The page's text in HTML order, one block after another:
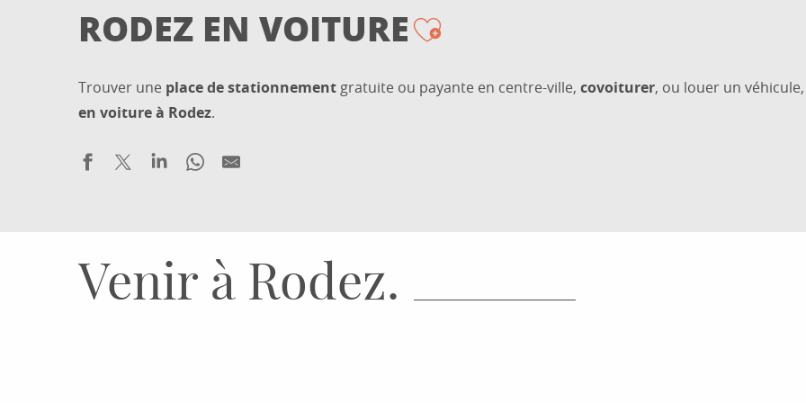
RODEZ EN VOITURE
Ajouter aux
Trouver une place de stationnement gratuite ou payante en centre-ville, covoiturer, ou louer un
en voiture à Rodez.
Venir à Rodez.